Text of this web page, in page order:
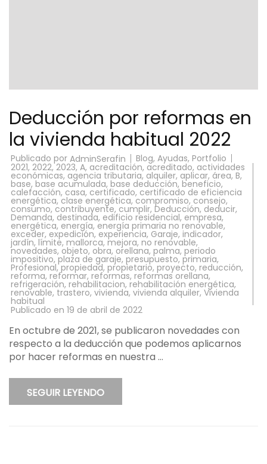
Deducción por reformas en
la vivienda habitual 2022
Publicado por AdminSerafin Blog, Ayudas, Portfolio
2021, 2022,2023, A, acreditación, acreditado, actividades
económicas, agencia tributaria, alquiler, aplicar, área, B,
base, base acumulada, base deducción, beneficio,
calefacción, casa, certificado, certificado de eficiencia
energética, clase energética, compromiso, consejo,
consumo, contribuyente, cumplir, Deducción, deducir,
Demanda, destinada, edificio residencial, empresa,
energética, energía, energía primaria no renovable,
exceder, expedición, experiencia, Garaje, indicador,
jardín, límite, mallorca, mejora, no renovable,
novedades, objeto, obra, orellana, palma, periodo
impositivo,plaza de garaje, presupuesto,primaria,
Profesional,propiedad, propietario, proyecto, reducción,
reforma, reformar, reformas, reformas orellana,
refrigeración, rehabilitacion, rehabilitación energética,
renovable, trastero, vivienda, vivienda alquiler, Vivienda
habitual
Publicado en 19 de abril de 2022
En octubre de 2021, se publicaron novedades con
respecto a la deducción que podemos aplicarnos
por hacer reformas en nuestra …
SEGUIR LEYENDO